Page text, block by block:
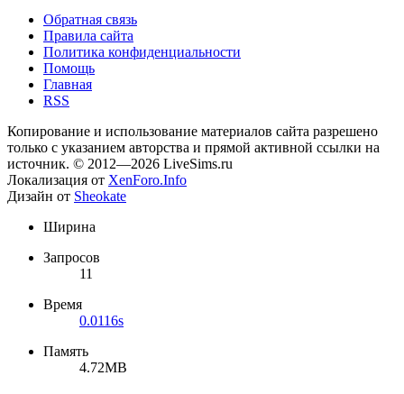
Обратная связь
Правила сайта
Политика конфиденциальности
Помощь
Главная
RSS
Копирование и использование материалов сайта разрешено
только с указанием авторства и прямой активной ссылки на
источник. © 2012—2026 LiveSims.ru
Локализация от XenForo.Info
Дизайн от Sheokate
Ширина
Запросов
11
Время
0.0116s
Память
4.72MB